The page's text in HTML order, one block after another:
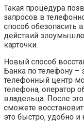
Такая процедура
запросов в
способ обезопасить
действий
карточки.
Новый способ
Банка по телефону –
телефонный центр
телефона, оператор
владельца. После
сможете
это быстро, удобно